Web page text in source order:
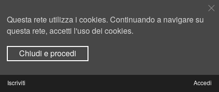
Questa rete utilizza i cookies. Continuando a navigare su
questa rete, accetti l'uso dei cookies.
Chiudi e procedi
Iscriviti Accedi